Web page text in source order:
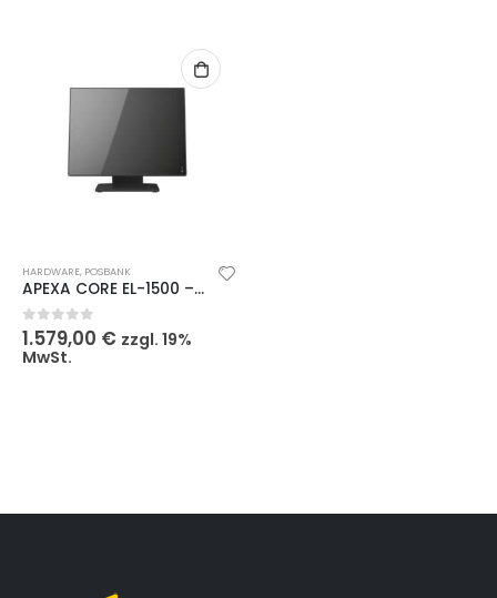
HARDWARE, POSBANK
APEXA CORE EL-1500 – Intel Celeron J6412, 15″, lüfterlos, schwarz
0 out of 5
1.579,00 € zzgl. 19%
MwSt.